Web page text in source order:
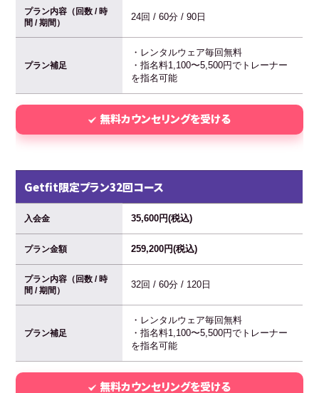
プラン内容（回数 / 時
間 / 期間）
24回 / 60分 / 90日
プラン補足
・レンタルウェア毎回無料
・指名料1,100〜5,500円でトレーナー
を指名可能
無料カウンセリングを受ける
Getfit限定プラン32回コース
入会金 35,600円(税込)
プラン金額 259,200円(税込)
プラン内容（回数 / 時
間 / 期間）
32回 / 60分 / 120日
プラン補足
・レンタルウェア毎回無料
・指名料1,100〜5,500円でトレーナー
を指名可能
無料カウンセリングを受ける